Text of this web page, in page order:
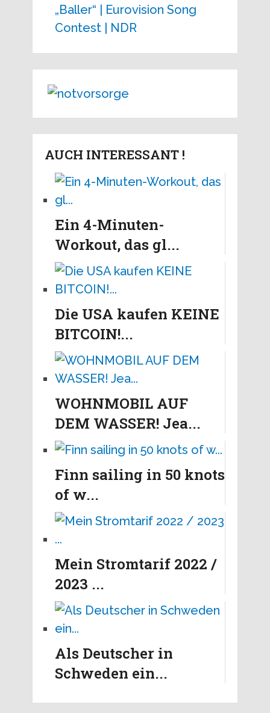
„Baller“ | Eurovision Song
Contest | NDR
AUCH INTERESSANT !
Ein 4-Minuten-
Workout, das gl...
Die USA kaufen KEINE
BITCOIN!...
WOHNMOBIL AUF
DEM WASSER! Jea...
Finn sailing in 50 knots
of w...
Mein Stromtarif 2022 /
2023 ...
Als Deutscher in
Schweden ein...